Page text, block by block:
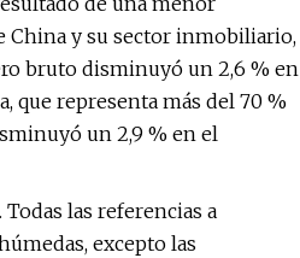
China y su sector inmobiliario,
bruto disminuyó un 2,6 % en
que representa más del 70 %
un 2,9 % en el
Todas las referencias a
excepto las